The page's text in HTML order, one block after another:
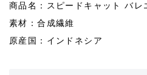
商品名：スピードキャット バ
素材：合成繊維
原産国：インドネシア